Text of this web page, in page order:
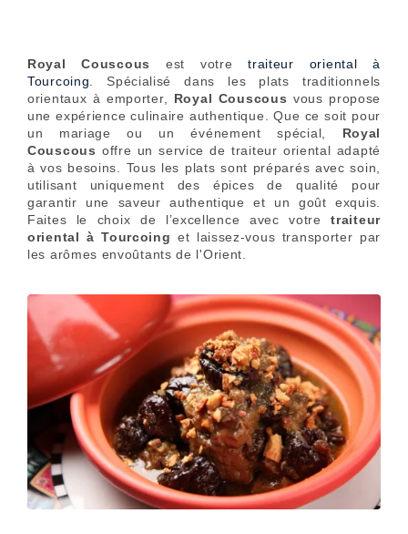
Royal Couscous est votre
traiteur oriental à
Tourcoing. Spécialisé dans les plats traditionnels
orientaux à emporter, Royal Couscous vous propose
une expérience culinaire authentique. Que ce soit pour
un mariage ou un événement spécial, Royal
Couscous offre un service de traiteur oriental adapté
à vos besoins. Tous les plats sont préparés avec soin,
utilisant uniquement des épices de qualité pour
garantir une saveur authentique et un goût exquis.
Faites le choix de l’excellence avec votre
traiteur
oriental à Tourcoing et laissez-vous transporter par
les arômes envoûtants de l'Orient.